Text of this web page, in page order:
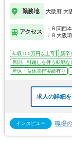
勤務地 大阪府 大
アクセス
ＪＲ関西
ＪＲ大阪
年収700万円以上可 新卒
原則、引越しを伴う転勤な
産休・育休取得実績有り
求人の詳細
インタビュー 職場